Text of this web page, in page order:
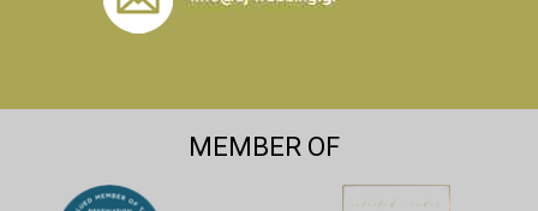
MEMBER OF